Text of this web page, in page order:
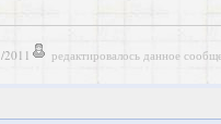
2011 редактировалось данное